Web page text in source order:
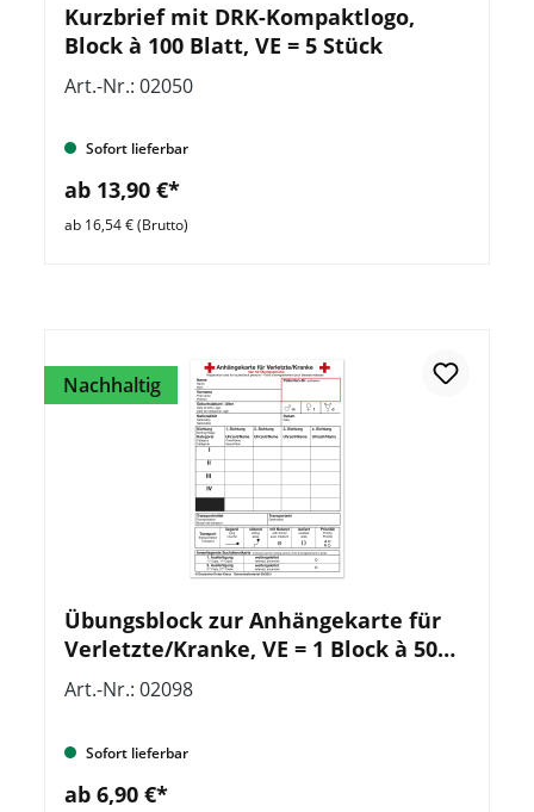
Kurzbrief mit DRK-Kompaktlogo,
Block à 100 Blatt, VE = 5 Stück
Art.-Nr.: 02050
Sofort lieferbar
ab 13,90 €*
ab 16,54 € (Brutto)
Nachhaltig
Übungsblock zur Anhängekarte für
Verletzte/Kranke, VE = 1 Block à 50
Blatt
Art.-Nr.: 02098
Sofort lieferbar
ab 6,90 €*